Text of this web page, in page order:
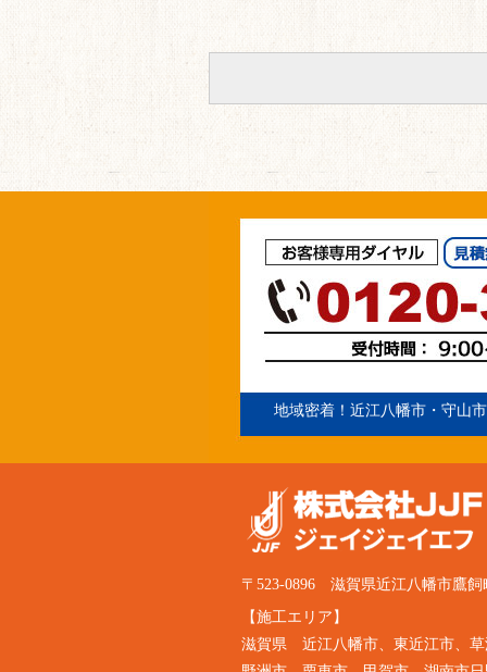
地域密着！ 近江八幡市 ・守山
〒523-0896 滋賀県近江八幡市鷹飼
【施工エリア】
滋賀県 近江八幡市 東近江市 、